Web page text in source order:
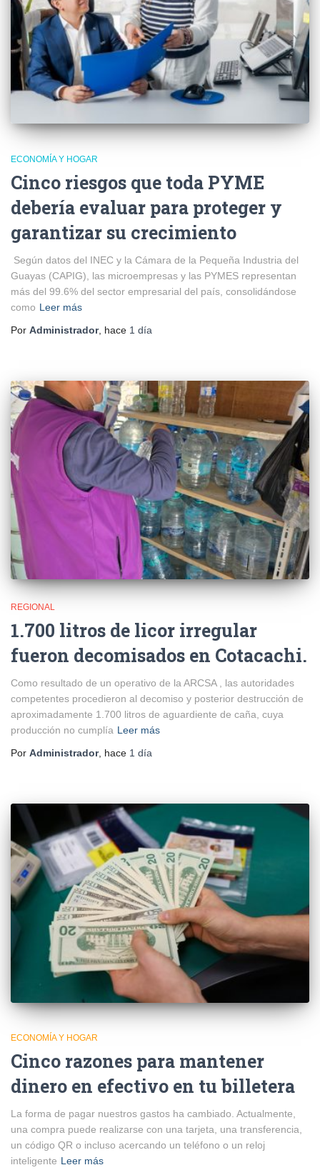
ECONOMÍA Y HOGAR
Cinco riesgos que toda PYME
debería evaluar para proteger y
garantizar su crecimiento
Según datos del INEC y la Cámara de la Pequeña Industria del
Guayas (CAPIG), las microempresas y las PYMES representan
más del 99.6% del sector empresarial del país, consolidándose
como Leer más
Por Administrador, hace 1 día
REGIONAL
1.700 litros de licor irregular
fueron decomisados en Cotacachi.
Como resultado de un operativo de la ARCSA , las autoridades
competentes procedieron al decomiso y posterior destrucción de
aproximadamente 1.700 litros de aguardiente de caña, cuya
producción no cumplía Leer más
Por Administrador, hace 1 día
ECONOMÍA Y HOGAR
Cinco razones para mantener
dinero en efectivo en tu billetera
La forma de pagar nuestros gastos ha cambiado. Actualmente,
una compra puede realizarse con una tarjeta, una transferencia,
un código QR o incluso acercando un teléfono o un reloj
inteligente Leer más